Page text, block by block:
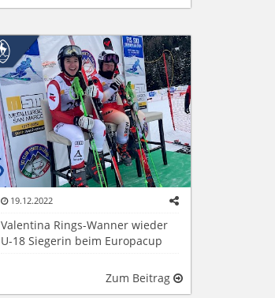
19.12.2022
Valentina Rings-Wanner wieder
U-18 Siegerin beim Europacup
Zum Beitrag